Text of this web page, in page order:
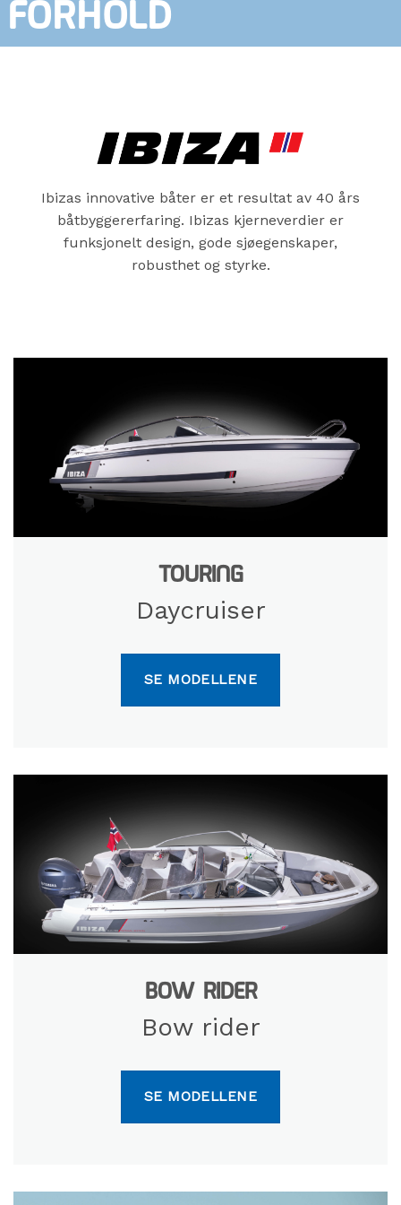
FORHOLD
Ibizas innovative båter er et resultat av 40 års
båtbyggererfaring. Ibizas kjerneverdier er
funksjonelt design, gode sjøegenskaper,
robusthet og styrke.
TOURING
Daycruiser
SE MODELLENE
BOW RIDER
Bow rider
SE MODELLENE